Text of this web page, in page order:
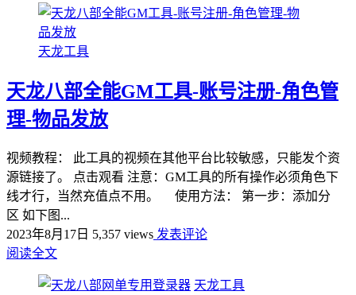
天龙工具
天龙八部全能GM工具-账号注册-角色管
理-物品发放
视频教程： 此工具的视频在其他平台比较敏感，只能发个资
源链接了。 点击观看 注意：GM工具的所有操作必须角色下
线才行，当然充值点不用。 使用方法： 第一步：添加分
区 如下图...
2023年8月17日 5,357 views 发表评论
阅读全文
天龙工具